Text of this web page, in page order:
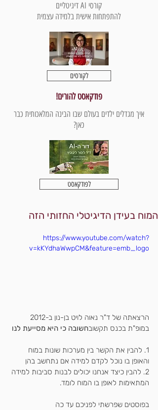
קורסי AI דיגיטליים
להתפתחות אישית בלמידה עצמית
לקורסים
פודקאסט להורים!
איך מגדלים ילדים בעולם שבו הבינה המלאכותית כבר
כאן?
לפודקאסט
המוח בעידן הדיגיטלי החזותי הזה
https://www.youtube.com/watch?
v=kKYdhaWwpCM&feature=emb_logo
במופ"ת בכנס תקשובחשובה כי היא מסייעת לנו
1. להבין את הקשר בין מערכות שונות במוח
והאופן בו נוכל לקדם למידה אם נתחשב בהן
2. להבין כיצד אנחנו יכולים לבנות סביבות למידה
המתאימות לאופן בו המוח לומד.
בפוסטים שפרשתי לפניכם עד כה